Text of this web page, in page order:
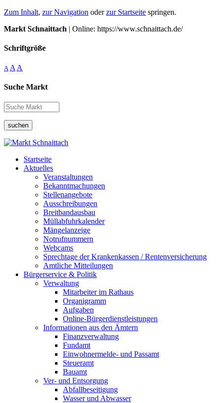
Zum Inhalt, zur Navigation oderzur Startseite springen.
Markt Schnaittach | Online: https://www.schnaittach.de/
Schriftgröße
A A A
Suche Markt
suchen
Startseite
Aktuelles
Veranstaltungen
Bekanntmachungen
Stellenangebote
Ausschreibungen
Breitbandausbau
Müllabfuhrkalender
Mängelanzeige
Notrufnummern
Webcams
Sprechtage der Krankenkassen / Rentenversicherung
Amtliche Mitteilungen
Bürgerservice & Politik
Verwaltung
Mitarbeiter im Rathaus
Organigramm
Aufgaben
Online-Bürgerdienstleistungen
Informationen aus den Ämtern
Finanzverwaltung
Fundamt
Einwohnermelde- und Passamt
Steueramt
Bauamt
Ver- und Entsorgung
Abfallbeseitigung
Wasser und Abwasser